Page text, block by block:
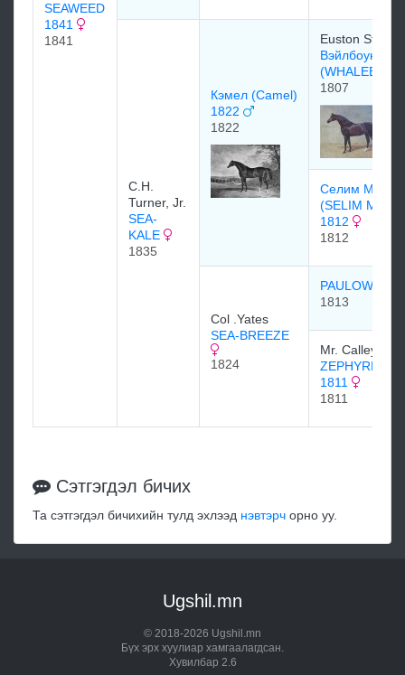
SEAWEED
1841
1841
C.H.
Turner, Jr.
SEA-
KALE
1835
Кэмел (Camel)
1822
1822
Euston Stud
Вэйлбоун
1807
Селим Меа
(SELIM
1812
1812
Col .Yates
SEA-BREEZE
1824
PAULOWITZ
1813
Mr. Calley
ZEPHYRETTA
1811
1811
Сэтгэгдэл бичих
Та сэтгэгдэл бичихийн тулд эхлээд нэвтэрч орно уу.
Ugshil.mn
© 2018-2026 Ugshil.mn
Бүх эрх хуулиар хамгаалагдсан.
Хувилбар 2.6